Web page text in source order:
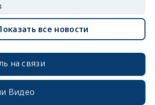
все новости
на связи
Видео